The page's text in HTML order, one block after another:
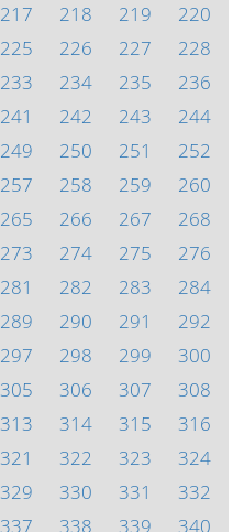
217 218 219
220
225 226 227
228
233 234 235
236
241 242 243
244
249 250 251
252
257 258 259
260
265 266 267
268
273 274 275
276
281 282 283
284
289 290 291
292
297 298 299
300
305 306 307
308
313 314 315
316
321 322 323
324
329 330 331
332
337 338 339 340